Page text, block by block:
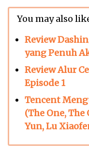
You may also
Review
yang Penuh
Review Alur
Episode 1
Tencent
(The One, The
Yun, Lu